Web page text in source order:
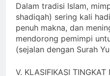
Dalam tradisi Islam,
shadiqah) sering kali
penuh makna, dan
mendorong pemimpi
(sejalan dengan Surah
V. KLASIFIKASI TINGKAT